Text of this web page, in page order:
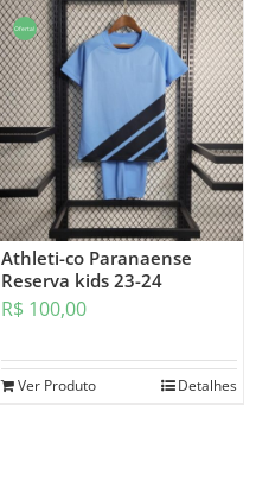
Oferta!
Athleti-co Paranaense
Reserva kids 23-24
R$ 100,00
Ver Produto Detalhes